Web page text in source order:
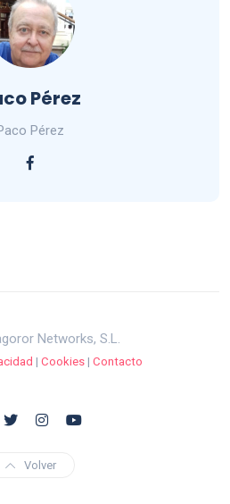
Pérez
Pérez
Networks, S.L.
| Cookies| Contacto
Volver